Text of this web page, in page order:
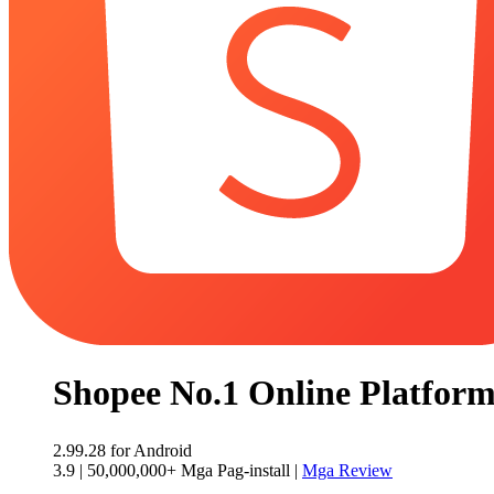
Shopee No.1 Online
2.99.28 for Android
3.9 | 50,000,000+ Mga Pag-install | Mga Review